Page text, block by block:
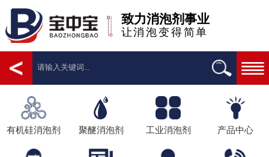
致力消泡剂事业
让消泡变得简单
有机硅消泡剂 聚醚消泡剂 工业消泡剂 产品中心